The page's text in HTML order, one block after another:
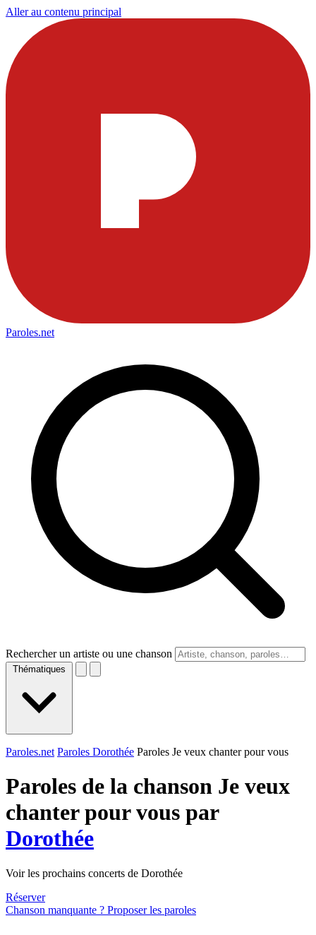
Aller au contenu principal
Paroles.net
Rechercher un artiste ou une chanson
Thématiques
Paroles.net Paroles Dorothée Paroles Je veux chanter pour vous
Paroles de la chanson Je veux
chanter pour vous par
Dorothée
Voir les prochains concerts de Dorothée
Réserver
Chanson manquante ? Proposer les paroles